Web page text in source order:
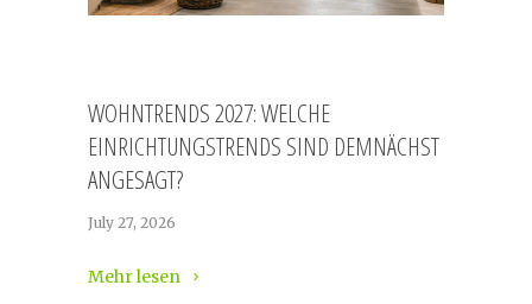
WOHNTRENDS 2027: WELCHE
EINRICHTUNGSTRENDS SIND DEMNÄCHST
ANGESAGT?
July 27, 2026
Mehr lesen